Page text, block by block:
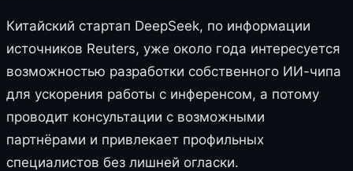
Китайский стартап DeepSeek, по информации
источников Reuters, уже около года интересуется
возможностью разработки собственного ИИ-чипа
для ускорения работы с инференсом, а потому
проводит консультации с возможными
партнёрами и привлекает профильных
специалистов без лишней огласки.